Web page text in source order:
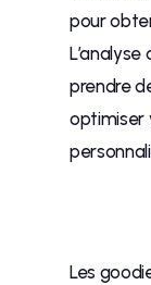
pour
prendre
optimiser
Les